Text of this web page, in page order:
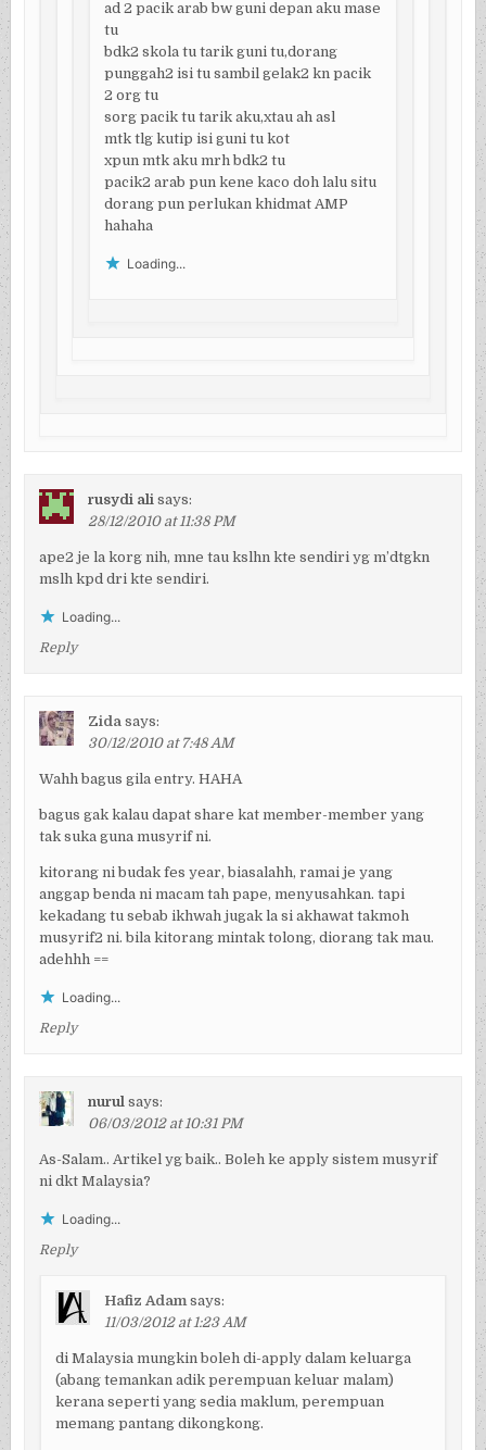
ad 2 pacik arab bw guni depan aku mase
tu
bdk2 skola tu tarik guni tu,dorang
punggah2 isi tu sambil gelak2 kn pacik
2 org tu
sorg pacik tu tarik aku,xtau ah asl
mtk tlg kutip isi guni tu kot
xpun mtk aku mrh bdk2 tu
pacik2 arab pun kene kaco doh lalu situ
dorang pun perlukan khidmat AMP
hahaha
Loading...
rusydi ali says:
28/12/2010 at 11:38 PM
ape2 je la korg nih, mne tau kslhn kte sendiri yg m’dtgkn
mslh kpd dri kte sendiri.
Loading...
Reply
Zida says:
30/12/2010 at 7:48 AM
Wahh bagus gila entry. HAHA
bagus gak kalau dapat share kat member-member yang
tak suka guna musyrif ni.
kitorang ni budak fes year, biasalahh, ramai je yang
anggap benda ni macam tah pape, menyusahkan. tapi
kekadang tu sebab ikhwah jugak la si akhawat takmoh
musyrif2 ni. bila kitorang mintak tolong, diorang tak mau.
adehhh ==
Loading...
Reply
nurul says:
06/03/2012 at 10:31 PM
As-Salam.. Artikel yg baik.. Boleh ke apply sistem musyrif
ni dkt Malaysia?
Loading...
Reply
Hafiz Adam says:
11/03/2012 at 1:23 AM
di Malaysia mungkin boleh di-apply dalam keluarga
(abang temankan adik perempuan keluar malam)
kerana seperti yang sedia maklum, perempuan
memang pantang dikongkong.